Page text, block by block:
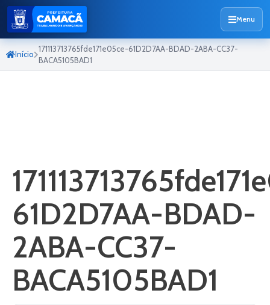
Menu
Início
171113713765fde171e05ce-61D2D7AA-BDAD-2ABA-CC37-
BACA5105BAD1
61D2D7AA-BDAD-
2ABA-CC37-
BACA5105BAD1